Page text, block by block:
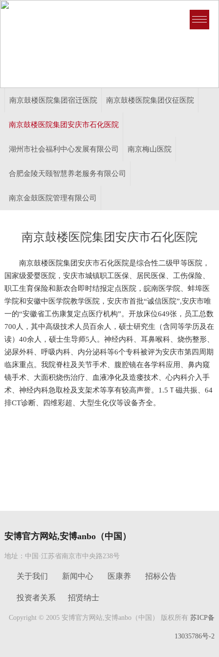
南京鼓楼医院集团宿迁医院 南京鼓楼医院集团仪征医院
南京鼓楼医院集团安庆市石化医院
湖州市社会福利中心发展有限公司 南京梅山医院
合肥金陵天颐智慧养老服务有限公司
南京金鼓医院管理有限公司
南京鼓楼医院集团安庆市石化医院
南京鼓楼医院集团安庆市石化医院是综合性二级甲等医院，
国家级爱婴医院，安庆市城镇职工医保、居民医保、工伤保险、
职工生育保险和新农合即时结报定点医院，皖南医学院、蚌埠医
学院和安徽中医学院教学医院，安庆市首批“诚信医院”,安庆市唯
一的“安徽省工伤康复定点医疗机构”。开放床位649张，员工总数
700人，其中高级技术人员百余人，硕士研究生（含同等学历及在
读）40余人，硕士生导师5人。神经内科、耳鼻喉科、烧伤整形、
泌尿外科、呼吸内科、内分泌科等6个专科被评为安庆市第四周期
临床重点。我院脊柱及关节手术、腹腔镜在各学科应用、鼻内窥
镜手术、大面积烧伤治疗、血液净化及造瘘技术、心内科介入手
术、神经内科急取栓及支架术等享有较高声誉。1.5Ｔ磁共振、64
排CT诊断、四维彩超、大型生化仪等设备齐全。
安博官方网站,安博anbo（中国）
地址：中国·江苏省南京市中央路238号
关于我们 新闻中心 医康养 招标公告
投资者关系 招贤纳士
Copyright © 2005 安博官方网站,安博anbo（中国） 版权所有苏ICP备
13035786号-2